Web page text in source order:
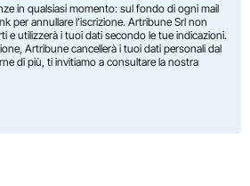
in qualsiasi momento: sul fondo di ogni mail
per annullare l’iscrizione. Artribune Srl non
e utilizzerà i tuoi dati secondo le tue indicazioni.
Artribune cancellerà i tuoi dati personali dal
di più, ti invitiamo a consultare la nostra